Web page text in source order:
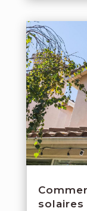
solaires